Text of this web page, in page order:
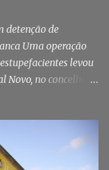
numa tradição que
ch...
detenção de
Uma operação
levou
Novo, no concelho
no distrito de
pela GNR Um
de Julho, por